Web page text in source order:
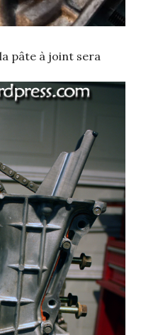
pâte à joint sera